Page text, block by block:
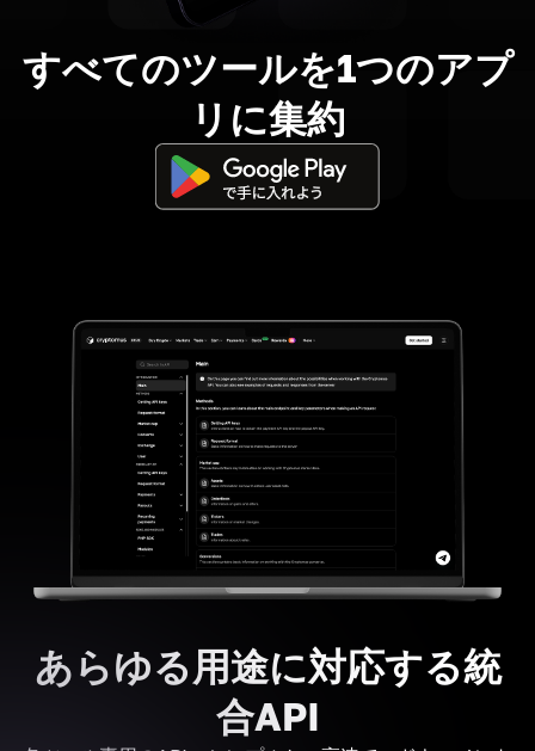
すべてのツールを1つのアプ
リに集約
あらゆる用途に対応する統
合API